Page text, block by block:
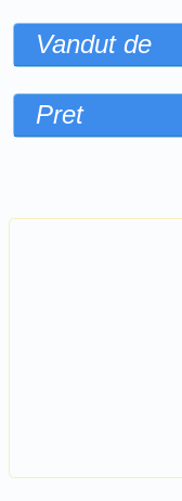
Vandut de
Pret